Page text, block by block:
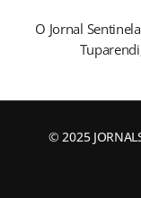
O Jornal
© 2025